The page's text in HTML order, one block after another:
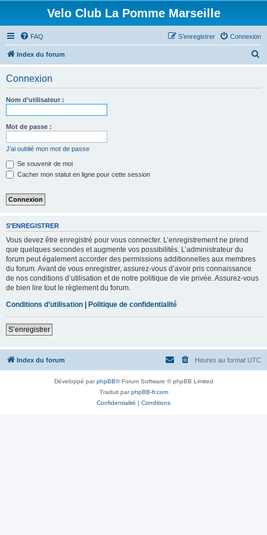
Velo Club La Pomme Marseille
FAQ Connexion
S’enregistrer
Index du forum
Connexion
Nom d’utilisateur :
Mot de passe :
J’ai oublié mon mot de passe
Se souvenir de moi
Cacher mon statut en ligne pour cette session
S’ENREGISTRER
Vous devez être enregistré pour vous connecter. L’enregistrement ne prend
que quelques secondes et augmente vos possibilités. L’administrateur du
forum peut également accorder des permissions additionnelles aux membres
du forum. Avant de vous enregistrer, assurez-vous d’avoir pris connaissance
de nos conditions d’utilisation et de notre politique de vie privée. Assurez-vous
de bien lire tout le règlement du forum.
Conditions d’utilisation | Politique de confidentialité
S’enregistrer
Index du forum Heures au format UTC
Développé parphpBB® Forum Software © phpBB Limited
Traduit parphpBB-fr.com
Confidentialité | Conditions